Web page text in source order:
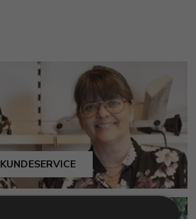
KUNDESERVICE